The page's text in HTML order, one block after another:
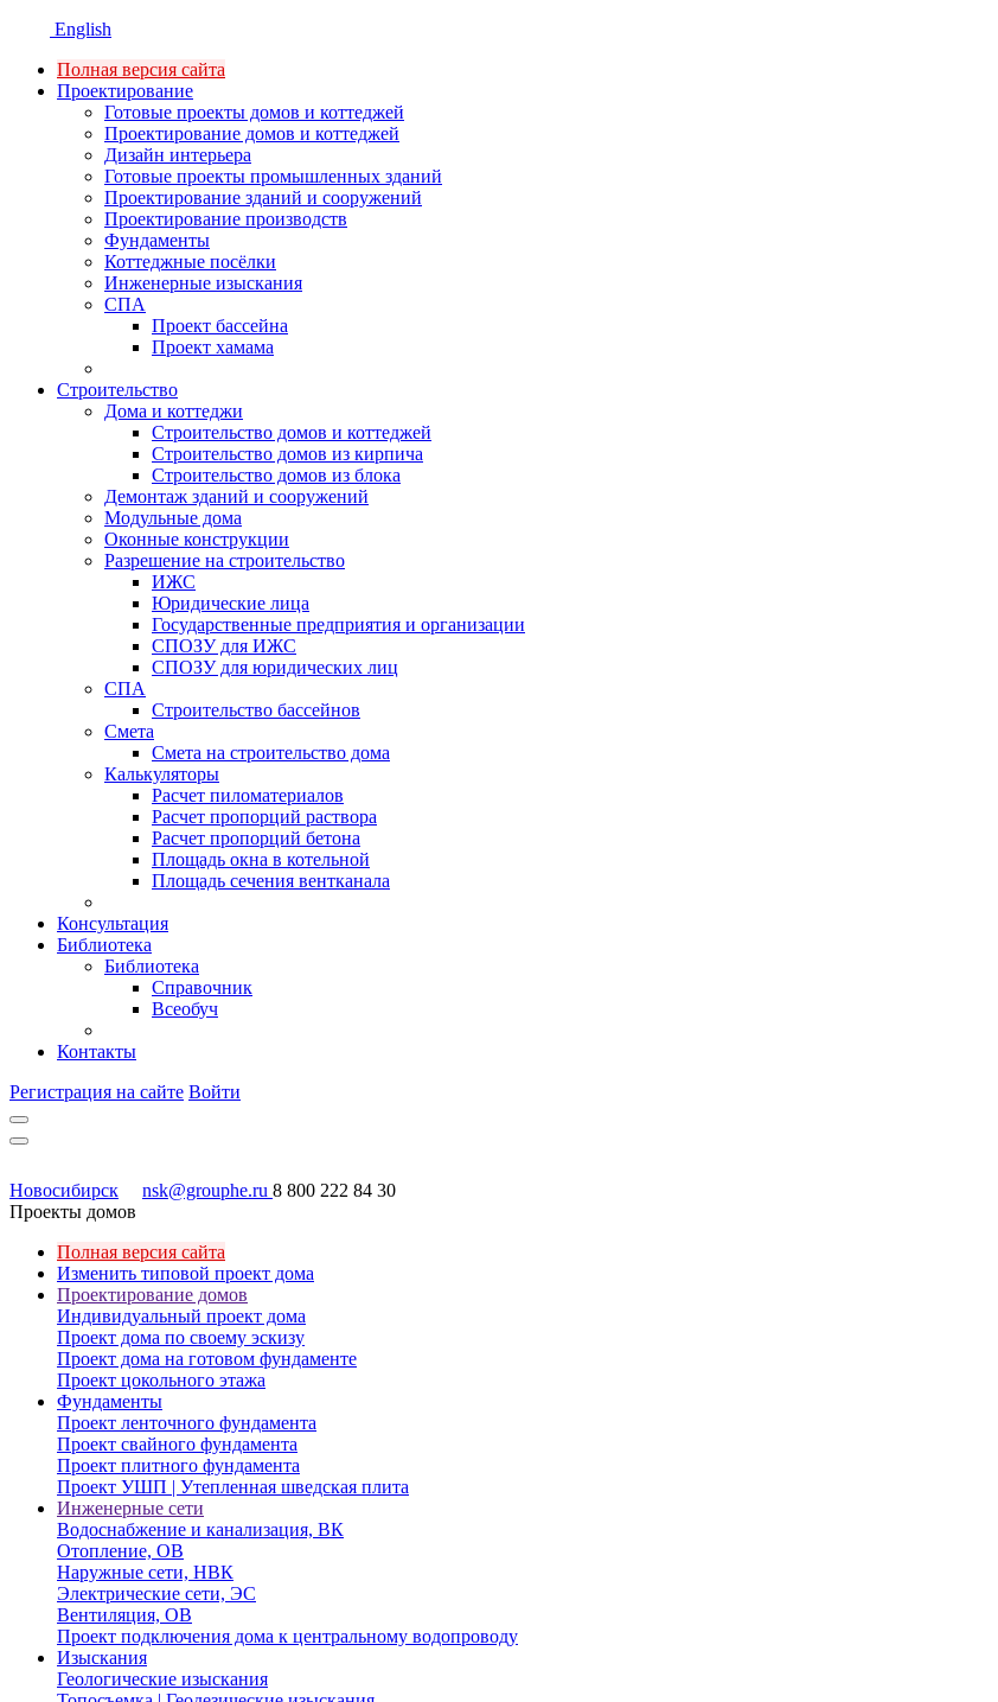
English
Полная версия сайта
Проектирование
Готовые проекты домов и коттеджей
Проектирование домов и коттеджей
Дизайн интерьера
Готовые проекты промышленных зданий
Проектирование зданий и сооружений
Проектирование производств
Фундаменты
Коттеджные посёлки
Инженерные изыскания
СПА
Проект бассейна
Проект хамама
Строительство
Дома и коттеджи
Строительство домов и коттеджей
Строительство домов из кирпича
Строительство домов из блока
Демонтаж зданий и сооружений
Модульные дома
Оконные конструкции
Разрешение на строительство
ИЖС
Юридические лица
Государственные предприятия и организации
СПОЗУ для ИЖС
СПОЗУ для юридических лиц
СПА
Строительство бассейнов
Смета
Смета на строительство дома
Калькуляторы
Расчет пиломатериалов
Расчет пропорций раствора
Расчет пропорций бетона
Площадь окна в котельной
Площадь сечения вентканала
Консультация
Библиотека
Библиотека
Справочник
Всеобуч
Контакты
Регистрация на сайте Войти
Новосибирск nsk@grouphe.ru 8 800 222 84 30
Проекты домов
Полная версия сайта
Изменить типовой проект дома
Проектирование домов
Индивидуальный проект дома
Проект дома по своему эскизу
Проект дома на готовом фундаменте
Проект цокольного этажа
Фундаменты
Проект ленточного фундамента
Проект свайного фундамента
Проект плитного фундамента
Проект УШП | Утепленная шведская плита
Инженерные сети
Водоснабжение и канализация, ВК
Отопление, ОВ
Наружные сети, НВК
Электрические сети, ЭС
Вентиляция, ОВ
Проект подключения дома к центральному водопроводу
Изыскания
Геологические изыскания